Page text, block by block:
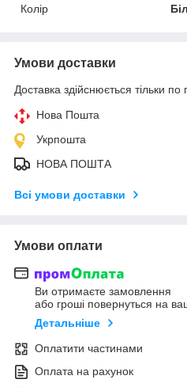
Колір
Умови доставки
Доставка здійснюється тільки по
Нова Пошта
Укрпошта
НОВА ПОШТА
Всі умови доставки
Умови оплати
Ви отримаєте замовлення
або гроші повернуться на
Детальніше
Оплатити частинами
Оплата на рахунок